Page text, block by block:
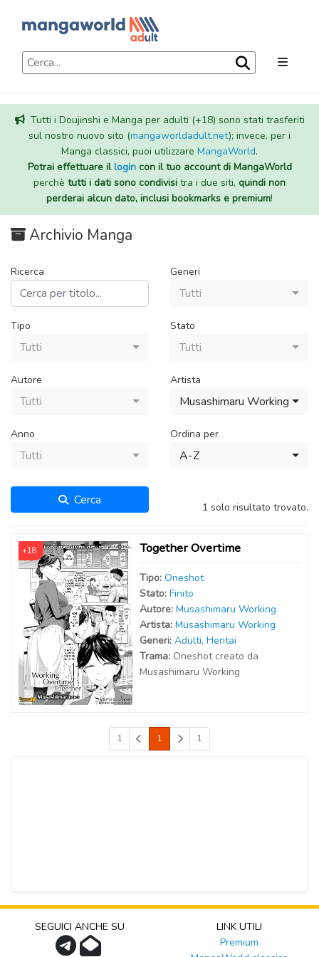
Tutti i Doujinshi e Manga per adulti (+18) sono stati trasferiti
sul nostro nuovo sito (mangaworldadult.net); invece, per i
Manga classici, puoi utilizzare MangaWorld.
Potrai effettuare illogincon il tuo account di MangaWorld
perchè tutti i dati sono condivisi tra i due siti, quindi non
perderai alcun dato, inclusi bookmarks e premium!
Archivio Manga
Ricerca Generi
Tutti
Tipo
Tutti
Stato
Tutti
Autore
Tutti
Artista
Musashimaru Working
Anno
Tutti
Ordina per
A-Z
Cerca 1 solo risultato trovato.
+18 Together Overtime
Tipo: Oneshot
Stato: Finito
Autore: Musashimaru Working
Artista: Musashimaru Working
Generi: Adulti, Hentai
Trama: Oneshot creato da
Musashimaru Working
1 1 1
SEGUICI ANCHE SU
LINK UTILI
Premium